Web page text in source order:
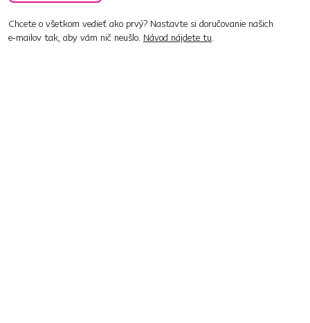
Chcete o všetkom vedieť ako prvý? Nastavte si doručovanie našich
e‑mailov tak, aby vám nič neušlo. Návod nájdete tu.